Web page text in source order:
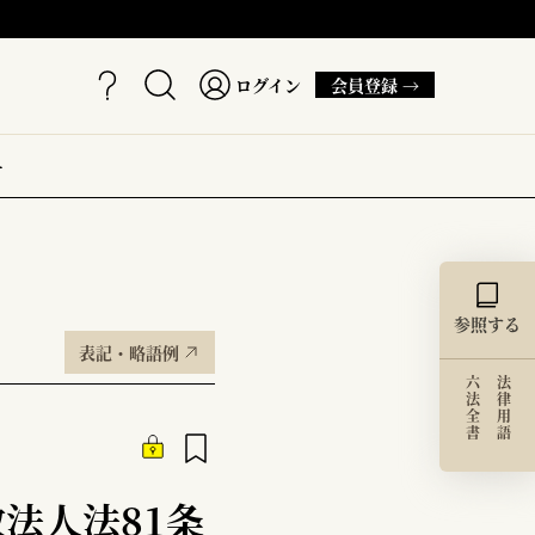
ログイン 会員登録 →
表記・略語例
人法81条
参照する
法律用語
六法全書